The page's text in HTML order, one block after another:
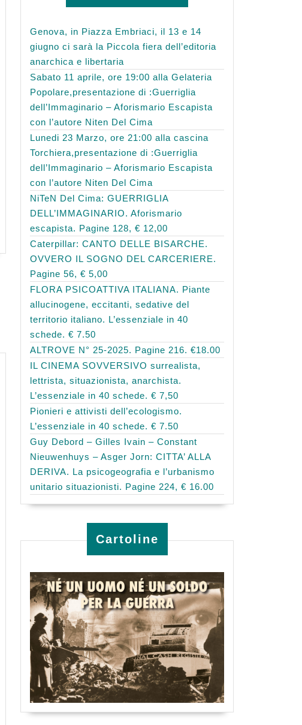
Genova, in Piazza Embriaci, il 13 e 14
giugno ci sarà la Piccola fiera dell’editoria
anarchica e libertaria
Sabato 11 aprile, ore 19:00 alla Gelateria
Popolare,presentazione di :Guerriglia
dell’Immaginario – Aforismario Escapista
con l’autore Niten Del Cima
Lunedi 23 Marzo, ore 21:00 alla cascina
Torchiera,presentazione di :Guerriglia
dell’Immaginario – Aforismario Escapista
con l’autore Niten Del Cima
NiTeN Del Cima: GUERRIGLIA
DELL’IMMAGINARIO. Aforismario
escapista. Pagine 128, € 12,00
Caterpillar: CANTO DELLE BISARCHE.
OVVERO IL SOGNO DEL CARCERIERE.
Pagine 56, € 5,00
FLORA PSICOATTIVA ITALIANA. Piante
allucinogene, eccitanti, sedative del
territorio italiano. L’essenziale in 40
schede. € 7.50
ALTROVE N° 25-2025. Pagine 216. €18.00
IL CINEMA SOVVERSIVO surrealista,
lettrista, situazionista, anarchista.
L’essenziale in 40 schede. € 7,50
Pionieri e attivisti dell’ecologismo.
L’essenziale in 40 schede. € 7.50
Guy Debord – Gilles Ivain – Constant
Nieuwenhuys – Asger Jorn: CITTA’ ALLA
DERIVA. La psicogeografia e l’urbanismo
unitario situazionisti. Pagine 224, € 16.00
Cartoline